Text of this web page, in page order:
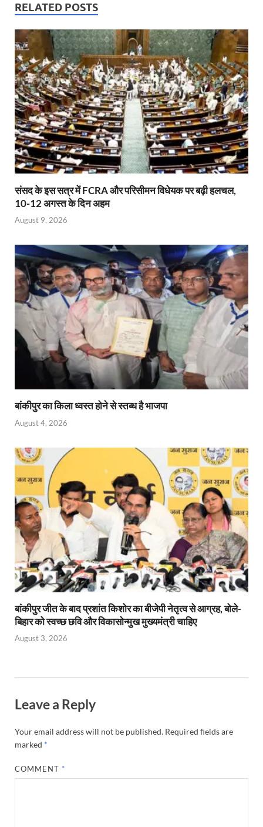
s
A
p
p
b
o
o
k
er
ie
n
dl
y
dI
n
RELATED POSTS
संसद के इस सत्र में FCRA और परिसीमन विधेयक पर बढ़ी हलचल,
10-12 अगस्त के दिन अहम
August 9, 2026
बांकीपुर का किला ध्वस्त होने से स्तब्ध है भाजपा
August 4, 2026
बांकीपुर जीत के बाद प्रशांत किशोर का बीजेपी नेतृत्व से आग्रह, बोले-
बिहार को स्वच्छ छवि और विकासोन्मुख मुख्यमंत्री चाहिए
August 3, 2026
Leave a Reply
Your email address will not be published. Required fields are
marked *
COMMENT *